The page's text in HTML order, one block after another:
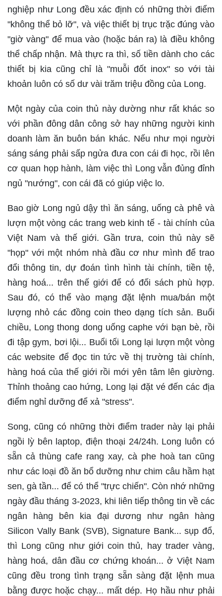
nghiệp như Long đều xác định có những thời điểm
"không thể bỏ lỡ", và việc thiết bị trục trặc đúng vào
"giờ vàng" để mua vào (hoặc bán ra) là điều không
thể chấp nhận. Mà thực ra thì, số tiền dành cho các
thiết bị kia cũng chỉ là "muỗi đốt inox" so với tài
khoản luôn có số dư vài trăm triệu đồng của Long.
Một ngày của coin thủ này dường như rất khác so
với phần đông dân công sở hay những người kinh
doanh làm ăn buôn bán khác. Nếu như mọi người
sáng sáng phải sấp ngửa đưa con cái đi học, rồi lên
cơ quan họp hành, làm việc thì Long vẫn đủng đỉnh
ngủ "nướng", con cái đã có giúp việc lo.
Bao giờ Long ngủ dậy thì ăn sáng, uống cà phê và
lượn một vòng các trang web kinh tế - tài chính của
Việt Nam và thế giới. Gần trưa, coin thủ này sẽ
"họp" với một nhóm nhà đầu cơ như mình để trao
đổi thông tin, dự đoán tình hình tài chính, tiền tệ,
hàng hoá... trên thế giới để có đối sách phù hợp.
Sau đó, có thể vào mạng đặt lệnh mua/bán một
lượng nhỏ các đồng coin theo dạng tích sản. Buổi
chiều, Long thong dong uống caphe với bạn bè, rồi
đi tập gym, bơi lội... Buổi tối Long lại lượn một vòng
các website để đọc tin tức về thị trường tài chính,
hàng hoá của thế giới rồi mới yên tâm lên giường.
Thỉnh thoảng cao hứng, Long lại đặt vé đến các địa
điểm nghỉ dưỡng để xả "stress".
Song, cũng có những thời điểm trader này lại phải
ngồi lỳ bên laptop, điện thoại 24/24h. Long luôn có
sẵn cả thùng cafe rang xay, cà phe hoà tan cũng
như các loại đồ ăn bổ dưỡng như chim câu hầm hạt
sen, gà tần... để có thể "trực chiến". Còn nhớ những
ngày đầu tháng 3-2023, khi liên tiếp thông tin về các
ngân hàng bên kia đại dương như ngân hàng
Silicon Vally Bank (SVB), Signature Bank... sụp đổ,
thì Long cũng như giới coin thủ, hay trader vàng,
hàng hoá, dân đầu cơ chứng khoán... ở Việt Nam
cũng đều trong tình trạng sẵn sàng đặt lệnh mua
bằng được hoặc chạy... mất dép. Họ hầu như phải